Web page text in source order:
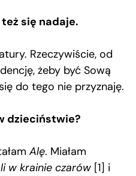
też się nadaje.
Rzeczywiście, od
żeby być Sową
do tego nie przyznaję.
dzieciństwie?
Alę. Miałam
w krainie czarów [1] i